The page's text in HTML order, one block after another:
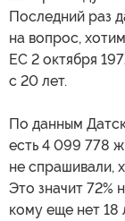
Последний раз
на вопрос,
ЕС 2 октября
с 20 лет.
По данным
есть 4 099 778
не спрашивали,
Это значит 72%
кому еще нет 18